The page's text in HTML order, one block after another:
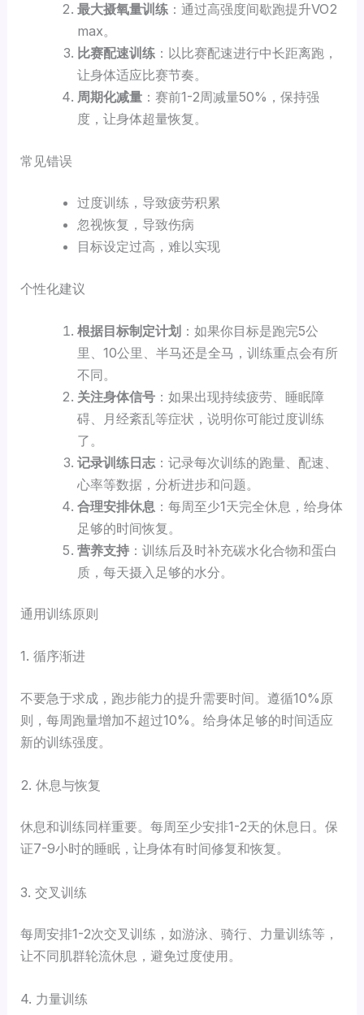
最大摄氧量训练：通过高强度间歇跑提升VO2
max。
比赛配速训练：以比赛配速进行中长距离跑，
让身体适应比赛节奏。
周期化减量：赛前1-2周减量50%，保持强
度，让身体超量恢复。
常见错误
过度训练，导致疲劳积累
忽视恢复，导致伤病
目标设定过高，难以实现
个性化建议
根据目标制定计划：如果你目标是跑完5公
里、10公里、半马还是全马，训练重点会有所
不同。
关注身体信号：如果出现持续疲劳、睡眠障
碍、月经紊乱等症状，说明你可能过度训练
了。
记录训练日志：记录每次训练的跑量、配速、
心率等数据，分析进步和问题。
合理安排休息 ：每周至少1天完全休息，给身体
足够的时间恢复。
营养支持：训练后及时补充碳水化合物和蛋白
质，每天摄入足够的水分。
通用训练原则
1. 循序渐进
不要急于求成，跑步能力的提升需要时间。遵循10%原
则，每周跑量增加不超过10%。给身体足够的时间适应
新的训练强度。
2. 休息与恢复
休息和训练同样重要。每周至少安排1-2天的休息日。保
证7-9小时的睡眠，让身体有时间修复和恢复。
3. 交叉训练
每周安排1-2次交叉训练，如游泳、骑行、力量训练等，
让不同肌群轮流休息，避免过度使用。
4. 力量训练